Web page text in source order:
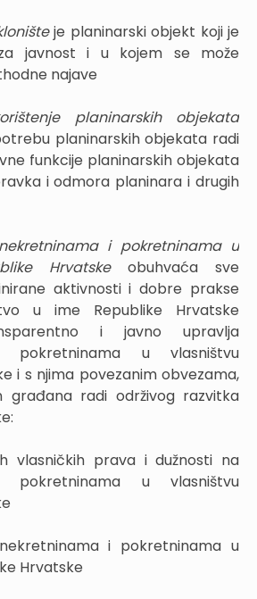
je planinarski objekt koji je
javnost i u kojem se može
najave
planinarskih objekata
planinarskih objekata radi
funkcije planinarskih objekata
i odmora planinara i drugih
i pokretninama u
Hrvatske obuhvaća sve
aktivnosti i dobre prakse
u ime Republike Hrvatske
i javno upravlja
pokretninama u vlasništvu
i s njima povezanim obvezama,
radi održivog razvitka
vlasničkih prava i dužnosti na
pokretninama u vlasništvu
i pokretninama u
Hrvatske